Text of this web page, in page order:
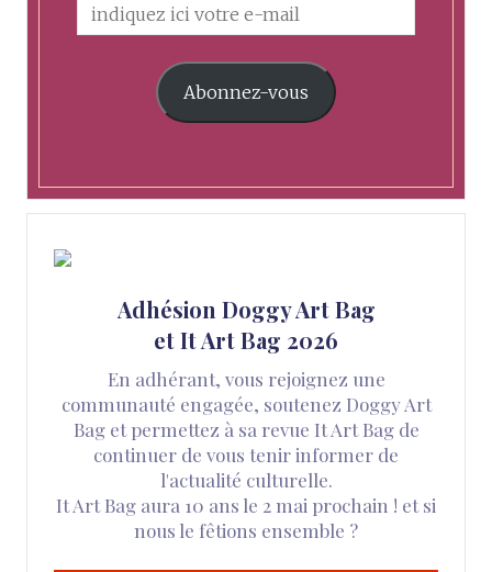
Abonnez-vous
Adhésion Doggy Art Bag
et It Art Bag 2026
En adhérant, vous rejoignez une
communauté engagée, soutenez Doggy Art
Bag et permettez à sa revue It Art Bag de
continuer de vous tenir informer de
l'actualité culturelle.
It Art Bag aura 10 ans le 2 mai prochain ! et si
nous le fêtions ensemble ?